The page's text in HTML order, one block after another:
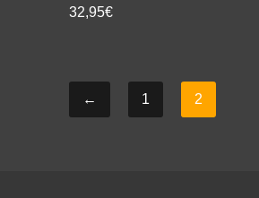
32,95€
← 1 2